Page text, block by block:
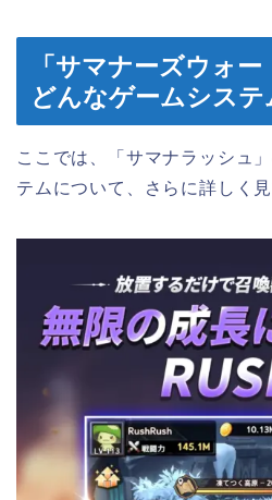
「サマナーズウォ
どんなゲームシステ
ここでは、「サマナラッシュ
テムについて、さらに詳しく